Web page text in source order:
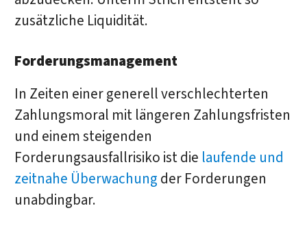
zusätzliche Liquidität.
Forderungsmanagement
In Zeiten einer generell verschlechterten
Zahlungsmoral mit längeren Zahlungsfristen
und einem steigenden
Forderungsausfallrisiko ist die laufende und
zeitnahe Überwachung der Forderungen
unabdingbar.